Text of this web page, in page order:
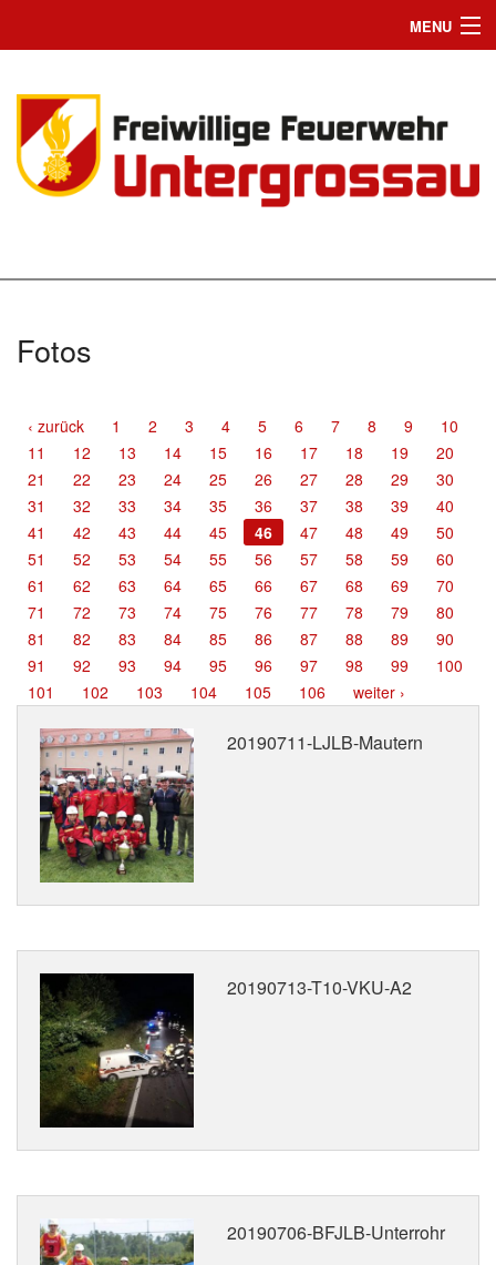
MENU
Einsätze
News
Wir suchen Dich
Chronik
Bilder
Termine
Fotos
‹ zurück 1 2 3 4 5 6 7 8 9
10
11
12 13 14 15 16 17 18 19
20
21
22 23 24 25 26 27 28 29
30
31
32 33 34 35 36 37 38 39
40
41
42 43 44 45 46 47 48 49
50
51
52 53 54 55 56 57 58 59
60
61
62 63 64 65 66 67 68 69
70
71
72 73 74 75 76 77 78 79
80
81
82 83 84 85 86 87 88 89
90
91
92 93 94 95 96 97 98 99
100
101
102 103 104 105 106 weiter ›
20190711-LJLB-Mautern
20190713-T10-VKU-A2
20190706-BFJLB-Unterrohr